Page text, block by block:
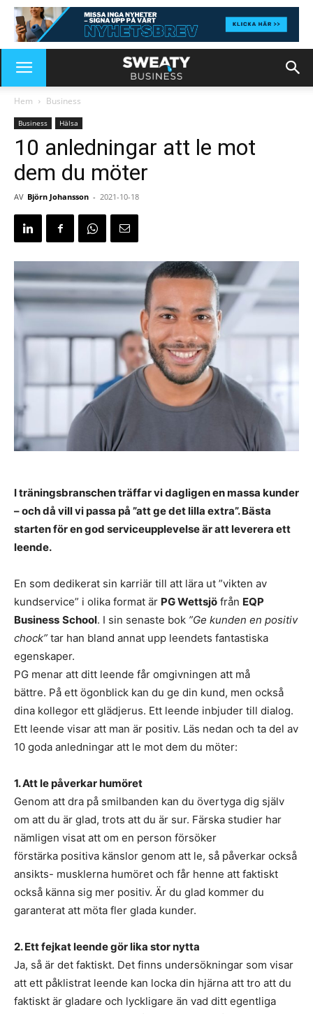
Hem Business
Business Hälsa
10 anledningar att le mot
dem du möter
AV Björn Johansson - 2021-10-18
I träningsbranschen träffar vi dagligen en massa kunder
– och då vill vi passa på ”att ge det lilla extra”. Bästa
starten för en god serviceupplevelse är att leverera ett
leende.
En som dedikerat sin karriär till att lära ut ”vikten av
kundservice” i olika format är PG Wettsjö från EQP
Business School. I sin senaste bok ”Ge kunden en positiv
chock” tar han bland annat upp leendets fantastiska
egenskaper.
PG menar att ditt leende får omgivningen att må
bättre. På ett ögonblick kan du ge din kund, men också
dina kollegor ett glädjerus. Ett leende inbjuder till dialog.
Ett leende visar att man är positiv. Läs nedan och ta del av
10 goda anledningar att le mot dem du möter:
1. Att le påverkar humöret
Genom att dra på smilbanden kan du övertyga dig själv
om att du är glad, trots att du är sur. Färska studier har
nämligen visat att om en person försöker
förstärka positiva känslor genom att le, så påverkar också
ansikts- musklerna humöret och får henne att faktiskt
också känna sig mer positiv. Är du glad kommer du
garanterat att möta fler glada kunder.
2. Ett fejkat leende gör lika stor nytta
Ja, så är det faktiskt. Det finns undersökningar som visar
att ett påklistrat leende kan locka din hjärna att tro att du
faktiskt är gladare och lyckligare än vad ditt egentliga